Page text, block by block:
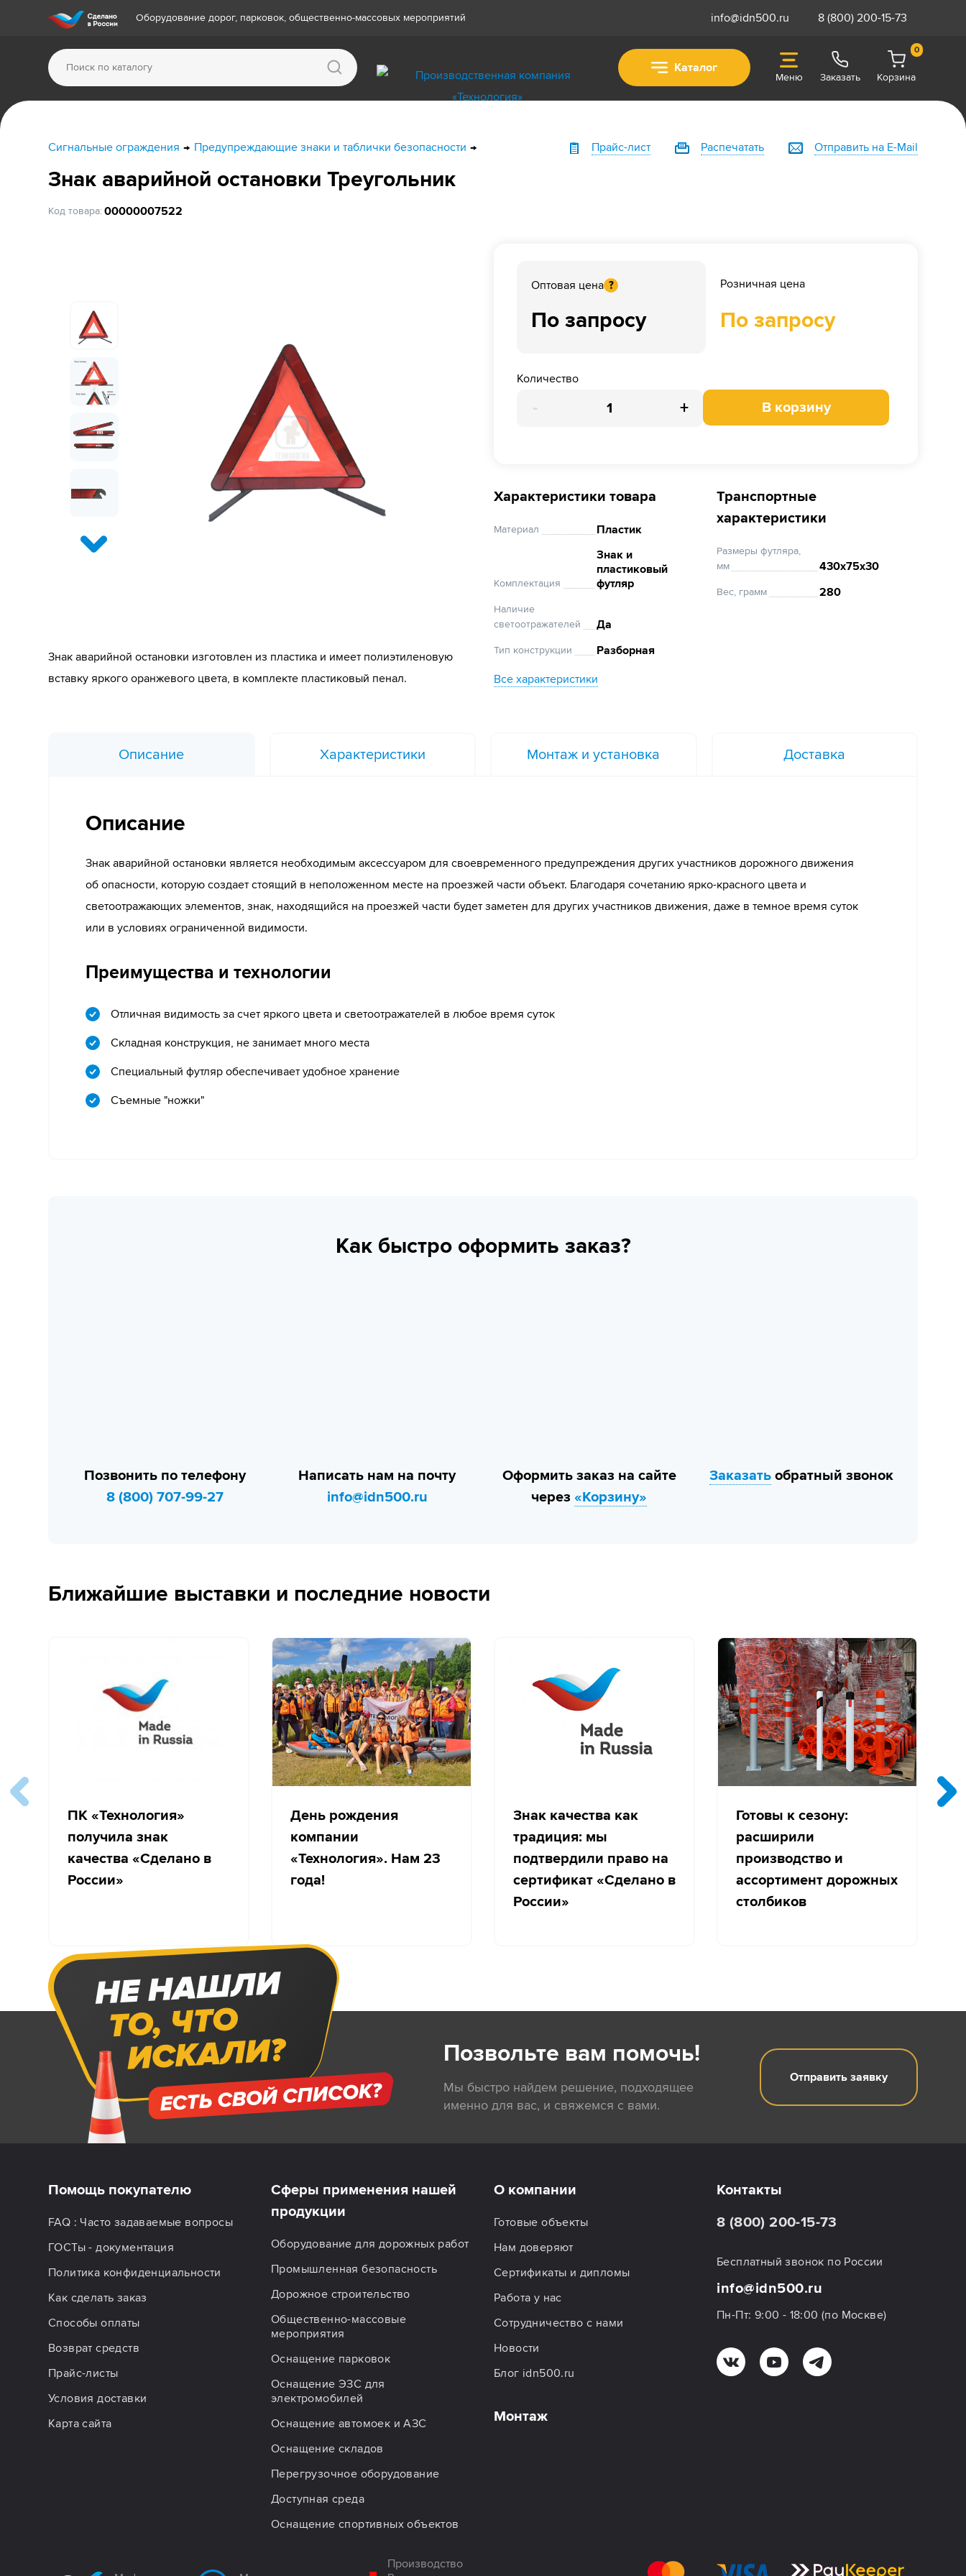
Оборудование дорог, парковок, общественно-массовых мероприятий info@idn500.ru 8 (800) 200-15-73
Каталог
Меню Заказать
0
Корзина
Сигнальные ограждения Предупреждающие знаки и таблички безопасности Прайс-лист Распечатать Отправить на E-Mail
Знак аварийной остановки Треугольник
Код товара: 00000007522
Знак аварийной остановки изготовлен из пластика и имеет полиэтиленовую
вставку яркого оранжевого цвета, в комплекте пластиковый пенал.
Оптовая цена ?
По запросу
Розничная цена
По запросу
Количество
- + В корзину
Характеристики товара
Материал Пластик
Комплектация
Знак и
пластиковый
футляр
Наличие
светоотражателей
Да
Тип конструкции
Разборная
Все характеристики
Транспортные
характеристики
Размеры футляра,
мм
430х75х30
Вес, грамм 280
Описание Характеристики Монтаж и установка Доставка
Описание
Знак аварийной остановки является необходимым аксессуаром для своевременного предупреждения других участников дорожного движения
об опасности, которую создает стоящий в неположенном месте на проезжей части объект. Благодаря сочетанию ярко-красного цвета и
светоотражающих элементов, знак, находящийся на проезжей части будет заметен для других участников движения, даже в темное время суток
или в условиях ограниченной видимости.
Преимущества и технологии
Отличная видимость за счет яркого цвета и светоотражателей в любое время суток
Складная конструкция, не занимает много места
Специальный футляр обеспечивает удобное хранение
Съемные "ножки"
Как быстро оформить заказ?
Позвонить по телефону
8 (800) 707-99-27
Написать нам на почту
info@idn500.ru
Оформить заказ на сайте
через «Корзину»
Заказатьобратный звонок
Ближайшие выставки и последние новости
ПК «Технология»
получила знак
качества «Сделано в
России»
День рождения
компании
«Технология». Нам 23
года!
Знак качества как
традиция: мы
подтвердили право на
сертификат «Сделано в
России»
Готовы к сезону:
расширили
производство и
ассортимент дорожных
столбиков
Позвольте вам помочь!
Мы быстро найдем решение, подходящее
именно для вас, и свяжемся с вами.
Отправить заявку
Помощь покупателю
FAQ : Часто задаваемые вопросы
ГОСТы - документация
Политика конфиденциальности
Как сделать заказ
Способы оплаты
Возврат средств
Прайс-листы
Условия доставки
Карта сайта
Сферы применения нашей
продукции
Оборудование для дорожных работ
Промышленная безопасность
Дорожное строительство
Общественно-массовые
мероприятия
Оснащение парковок
Оснащение ЭЗС для
электромобилей
Оснащение автомоек и АЗС
Оснащение складов
Перегрузочное оборудование
Доступная среда
Оснащение спортивных объектов
О компании
Готовые объекты
Нам доверяют
Сертификаты и дипломы
Работа у нас
Сотрудничество с нами
Новости
Блог idn500.ru
Монтаж
Контакты
8 (800) 200-15-73
Бесплатный звонок по России
info@idn500.ru
Пн-Пт: 9:00 - 18:00 (по Москве)
Производство